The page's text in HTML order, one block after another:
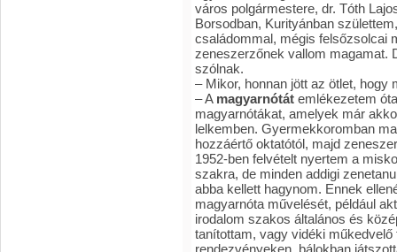
város polgármestere, dr. Tóth
Borsodban, Kurityánban
családommal, mégis felsőzsolcai
zeneszerzőnek vallom magamat.
szólnak.
– Mikor, honnan jött az ötlet, hogy
– A magyarnótát emlékezetem
magyarnótákat, amelyek már
lelkemben. Gyermekkoromban
hozzáértő oktatótól, majd
1952-ben felvételt nyertem a
szakra, de minden addigi
abba kellett hagynom. Ennek
magyarnóta művelését, például
irodalom szakos általános és
tanítottam, vagy vidéki
rendezvényeken, bálokban